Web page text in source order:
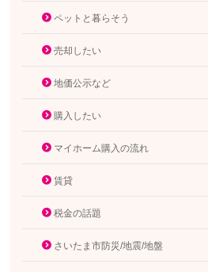
ペットと暮らそう
売却したい
地価公示など
購入したい
マイホーム購入の流れ
賃貸
税金の話題
さいたま市防災/地震/地盤